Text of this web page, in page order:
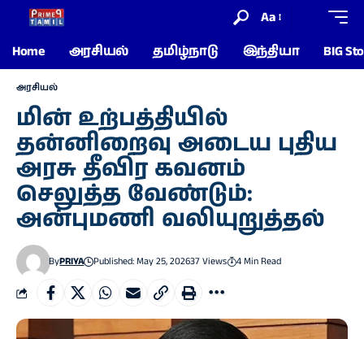
Aa
Home
அரசியல் தமிழ்நாடு இந்தியா BIG
அரசியல்
மின் உற்பத்தியில்
தன்னிறைவு அடைய புதிய
அரசு தீவிர கவனம்
செலுத்த வேண்டும்:
அன்புமணி வலியுறுத்தல்
ByPRIYA Published: May 25, 202637 Views 4 Min Read